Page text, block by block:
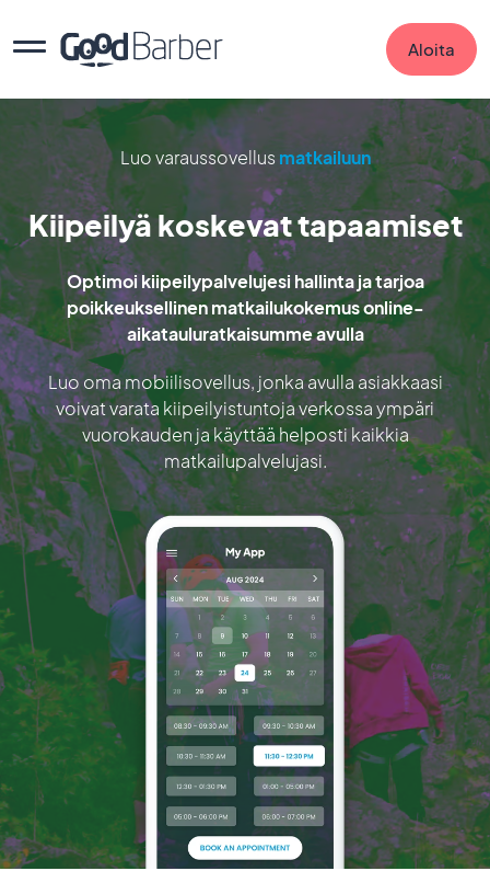
Aloita
Luo varaussovellusmatkailuun
Kiipeilyä koskevat tapaamiset
Optimoi kiipeilypalvelujesi hallinta ja tarjoa
poikkeuksellinen matkailukokemus online-
aikatauluratkaisumme avulla
Luo oma mobiilisovellus, jonka avulla asiakkaasi
voivat varata kiipeilyistuntoja verkossa ympäri
vuorokauden ja käyttää helposti kaikkia
matkailupalvelujasi.